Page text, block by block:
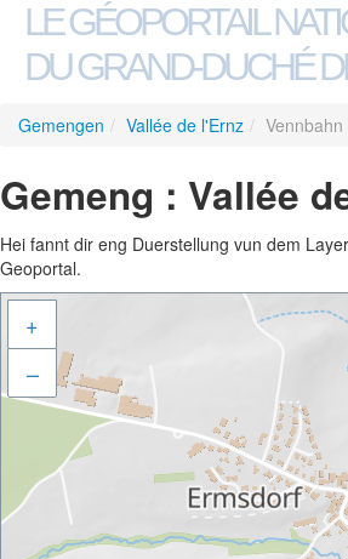
LE GÉOPORTAIL
DU GRAND-DUCHÉ
Gemengen / Vallée de l'Ernz / Vennbahn
Gemeng : Vallée
Hei fannt dir eng Duerstellung vun dem
Geoportal.
+
–